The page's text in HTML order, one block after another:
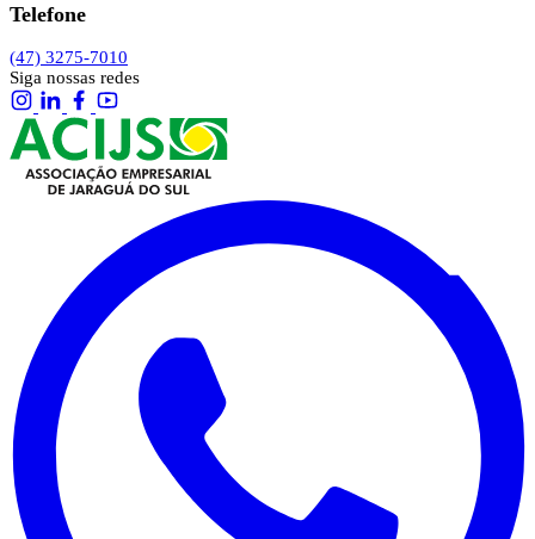
Telefone
(47) 3275-7010
Siga nossas redes